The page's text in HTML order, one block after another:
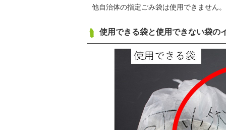
他自治体の指定ごみ袋は使用できません。
使用できる袋と使用できない袋の